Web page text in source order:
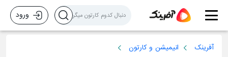
ورود
آفرینک انیمیشن و کارتون